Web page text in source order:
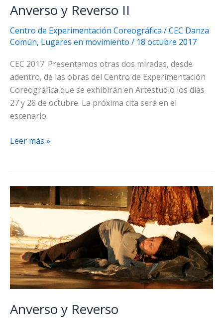
Anverso y Reverso II
Centro de Experimentación Coreográfica /CEC Danza
Común, Lugares en movimiento / 18 octubre 2017
CEC 2017. Presentamos otras dos miradas, desde
adentro, de las obras del Centro de Experimentación
Coreográfica que se exhibirán en Artestudio los días
27 y 28 de octubre. La próxima cita será en el
escenario.
Anverso
Leer más »
Anverso y Reverso